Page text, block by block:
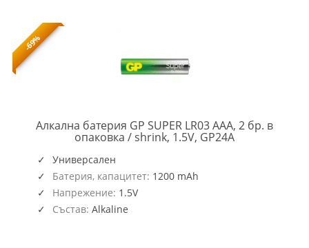
-69%
Алкална батерия GP SUPER LR03 AAA, 2 бр. в
опаковка / shrink, 1.5V, GP24AGP-
Универсален
Батерия, капацитет: 1200 mAh
Напрежение: 1.5V
Състав: Alkaline